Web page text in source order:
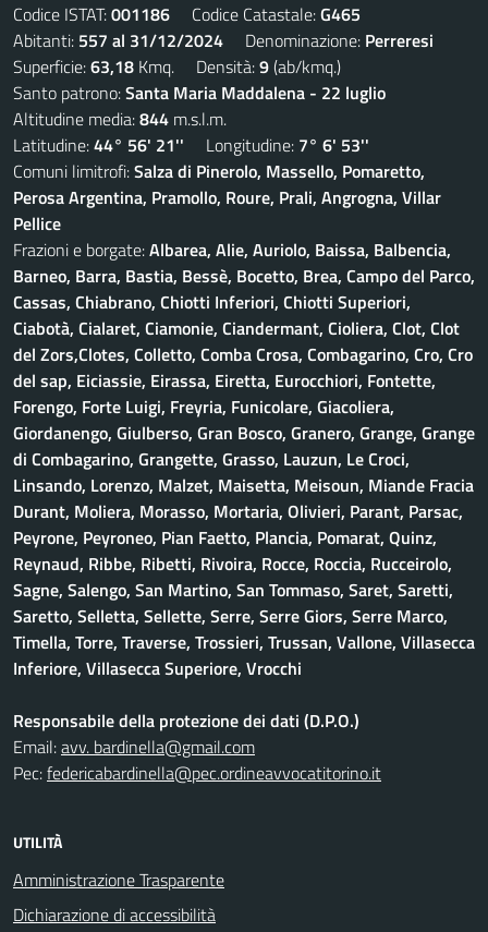
Codice ISTAT:001186 Codice Catastale:G465
Abitanti: 557 al 31/12/2024 Denominazione: Perreresi
Superficie:63,18 Kmq. Densità:9(ab/kmq.)
Santo patrono:Santa Maria Maddalena - 22 luglio
Altitudine media:844 m.s.l.m.
Latitudine:44° 56' 21'' Longitudine: 7° 6' 53''
Comuni limitrofi:Salza di Pinerolo, Massello, Pomaretto,
Perosa Argentina, Pramollo, Roure, Prali, Angrogna, Villar
Pellice
Frazioni e borgate:Albarea, Alie, Auriolo, Baissa, Balbencia,
Barneo, Barra, Bastia, Bessè, Bocetto, Brea, Campo del Parco,
Cassas, Chiabrano, Chiotti Inferiori, Chiotti Superiori,
Ciabotà, Cialaret, Ciamonie, Ciandermant, Cioliera, Clot, Clot
del Zors,Clotes, Colletto, Comba Crosa, Combagarino, Cro, Cro
del sap, Eiciassie, Eirassa, Eiretta, Eurocchiori, Fontette,
Forengo, Forte Luigi, Freyria, Funicolare, Giacoliera,
Giordanengo, Giulberso, Gran Bosco, Granero, Grange, Grange
di Combagarino, Grangette, Grasso, Lauzun, Le Croci,
Linsando, Lorenzo, Malzet, Maisetta, Meisoun, Miande Fracia
Durant, Moliera, Morasso, Mortaria, Olivieri, Parant, Parsac,
Peyrone, Peyroneo, Pian Faetto, Plancia, Pomarat, Quinz,
Reynaud, Ribbe, Ribetti, Rivoira, Rocce, Roccia, Rucceirolo,
Sagne, Salengo, San Martino, San Tommaso, Saret, Saretti,
Saretto, Selletta, Sellette, Serre, Serre Giors, Serre Marco,
Timella, Torre, Traverse, Trossieri, Trussan, Vallone, Villasecca
Inferiore, Villasecca Superiore, Vrocchi
Responsabile della protezione dei dati (D.P.O.)
Email:avv. bardinella@gmail.com
Pec:federicabardinella@pec.ordineavvocatitorino.it
UTILITÀ
Amministrazione Trasparente
Dichiarazione di accessibilità